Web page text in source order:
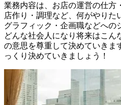
業務内容は、お店の運営の仕方
店作り・調理など、何がやりた
グラフィック・企画職などへ
どんな社会人になり将来はこん
の意思を尊重して決めていきま
っくり決めていきましょう！